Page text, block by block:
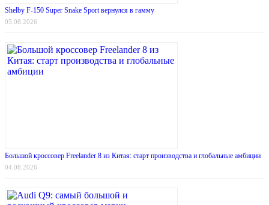
Shelby F-150 Super Snake Sport вернулся в гамму
05.08.2026
Большой кроссовер Freelander 8 из Китая: старт производства и глобальные амбиции
04.08.2026